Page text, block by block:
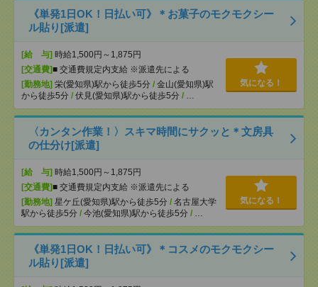
《単発1日OK！日払い可》＊お菓子のモクモクシー
ル貼り[派遣]
[給 与] 時給1,500円～1,875円
[交通費]■ 交通費規定内支給 ※派遣先による
[勤務地] 栄(愛知県)駅から徒歩5分 / 金山(愛知県)駅
から徒歩5分 / 伏見(愛知県)駅から徒歩5分 / …
気になる！
〈カンタン作業！〉スキマ時間にサクッと＊文房具
の仕分け[派遣]
[給 与] 時給1,500円～1,875円
[交通費]■ 交通費規定内支給 ※派遣先による
[勤務地] 星ケ丘(愛知県)駅から徒歩5分 / 名古屋大学
駅から徒歩5分 / 今池(愛知県)駅から徒歩5分 / …
気になる！
《単発1日OK！日払い可》＊コスメのモクモクシー
ル貼り[派遣]